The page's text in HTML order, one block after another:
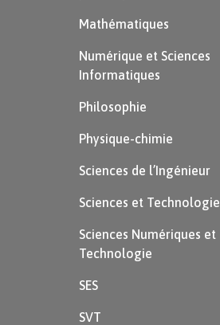
Mathématiques
Numérique et Sciences
Informatiques
Philosophie
Physique-chimie
Sciences de l’Ingénieur
Sciences et Technologie
Sciences Numériques et
Technologie
SES
SVT